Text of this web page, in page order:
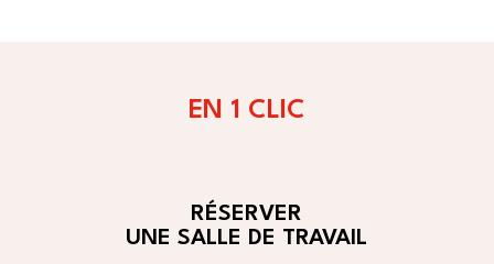
EN 1 CLIC
RÉSERVER
UNE SALLE DE TRAVAIL